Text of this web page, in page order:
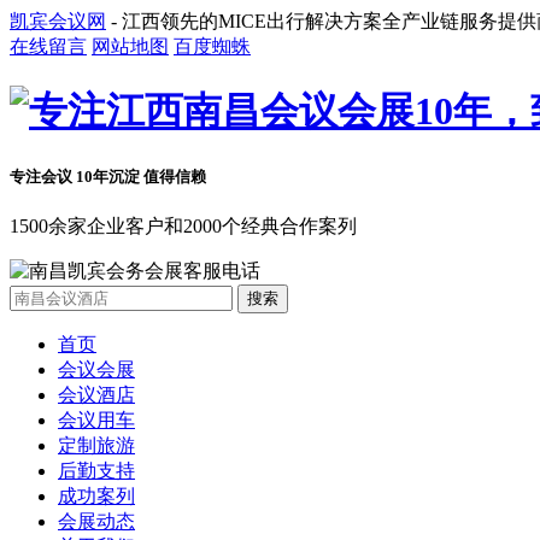
凯宾会议网 - 江西领先的MICE出行解决方案全产业链服务提供
在线留言 网站地图 百度蜘蛛
专注会议 10年沉淀 值得信赖
1500余家企业客户和2000个经典合作案列
首页
会议会展
会议酒店
会议用车
定制旅游
后勤支持
成功案列
会展动态